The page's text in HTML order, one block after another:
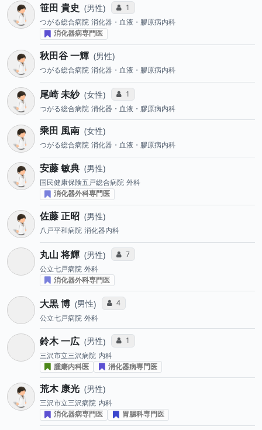
笹田 貴史 男性 コミュニケーション・タイプ投票数
1
つがる総合病院 消化器・血液・膠原病内科
消化器病専門医
秋田谷 一輝 男性
つがる総合病院 消化器・血液・膠原病内科
尾崎 未紗 女性 コミュニケーション・タイプ投票数
1
つがる総合病院 消化器・血液・膠原病内科
乘田 風南 女性
つがる総合病院 消化器・血液・膠原病内科
安藤 敏典 男性
国民健康保険五戸総合病院 外科
消化器外科専門医
佐藤 正昭 男性
八戸平和病院 消化器内科
丸山 将輝 男性 コミュニケーション・タイプ投票数
7
公立七戸病院 外科
消化器外科専門医
大黒 博 男性 コミュニケーション・タイプ投票数
4
公立七戸病院 外科
鈴木 一広 男性 コミュニケーション・タイプ投票数
1
三沢市立三沢病院 内科
腫瘍内科医
消化器病専門医
荒木 康光 男性
三沢市立三沢病院 内科
消化器病専門医
胃腸科専門医